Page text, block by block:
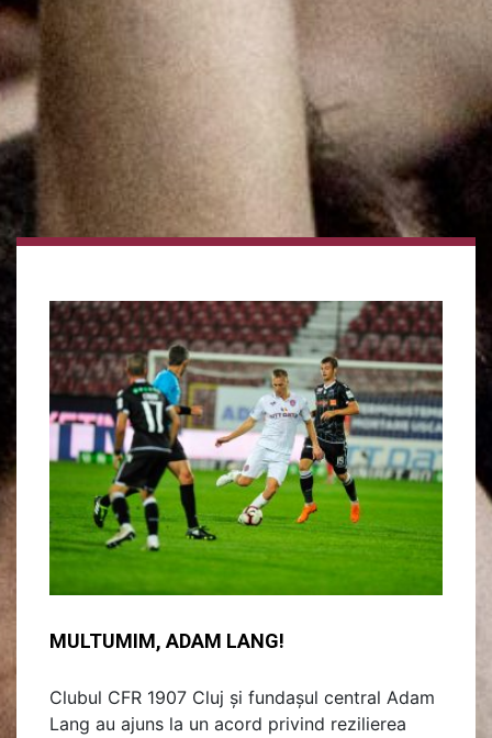
MULTUMIM, ADAM LANG!
Clubul CFR 1907 Cluj și fundașul central Adam
Lang au ajuns la un acord privind rezilierea